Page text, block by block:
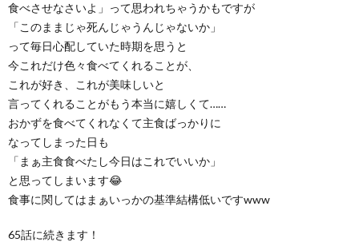
食べさせなさいよ」って思われちゃうかもですが
「このままじゃ死んじゃうんじゃないか」
って毎日心配していた時期を思うと
今これだけ色々食べてくれることが、
これが好き、これが美味しいと
言ってくれることがもう本当に嬉しくて……
おかずを食べてくれなくて主食ばっかりに
なってしまった日も
「まぁ主食食べたし今日はこれでいいか」
と思ってしまいます😂
食事に関してはまぁいっかの基準結構低いですwww
65話に続きます！